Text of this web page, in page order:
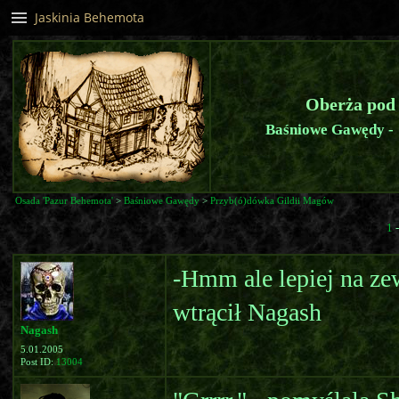
Oberża
Baśniowe Gawędy
Osada 'Pazur Behemota' > Baśniowe Gawędy > Przyb(ó)dówka Gildii Magów
1
Nagash
5.01.2005
Post ID:13004
-Hmm ale lepiej na
wtrącił Nagash
Jaskinia Behemota